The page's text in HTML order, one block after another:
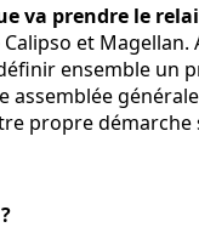
va prendre le
et
ensemble un
propre démarche